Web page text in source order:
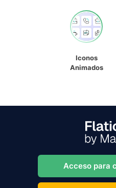
Iconos
Animados
Acceso para